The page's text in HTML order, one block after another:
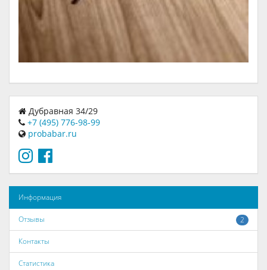
Дубравная 34/29
+7 (495) 776-98-99
probabar.ru
Информация
2
Отзывы
Контакты
Статистика